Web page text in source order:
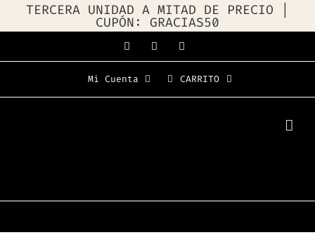
TERCERA UNIDAD A MITAD DE PRECIO |
CUPÓN: GRACIAS50
al
FacebookInstagramWhatsApp
Mi Cuenta CARRITO